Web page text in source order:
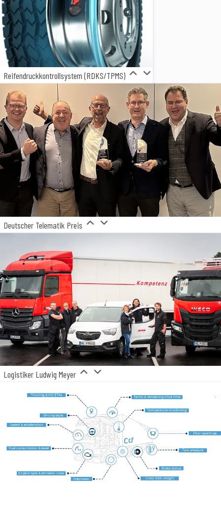
Reifendruckkontrollsystem (RDKS/TPMS)
Deutscher Telematik Preis
Logistiker Ludwig Meyer